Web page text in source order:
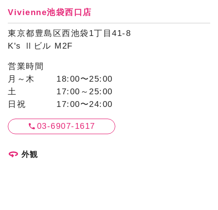
Vivienne池袋西口店
東京都豊島区西池袋1丁目41-8
K's Ⅱビル M2F
営業時間
月～木
18:00〜25:00
土
17:00～25:00
日祝
17:00〜24:00
03-6907-1617
外観